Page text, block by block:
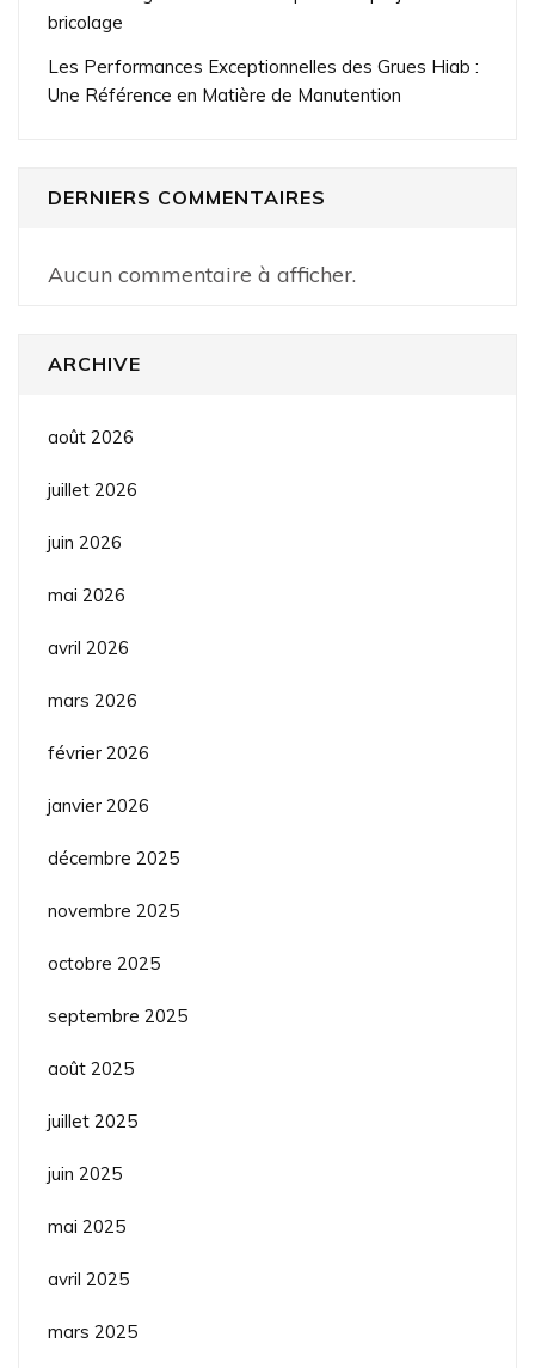
bricolage
Les Performances Exceptionnelles des Grues Hiab :
Une Référence en Matière de Manutention
DERNIERS COMMENTAIRES
Aucun commentaire à afficher.
ARCHIVE
août 2026
juillet 2026
juin 2026
mai 2026
avril 2026
mars 2026
février 2026
janvier 2026
décembre 2025
novembre 2025
octobre 2025
septembre 2025
août 2025
juillet 2025
juin 2025
mai 2025
avril 2025
mars 2025